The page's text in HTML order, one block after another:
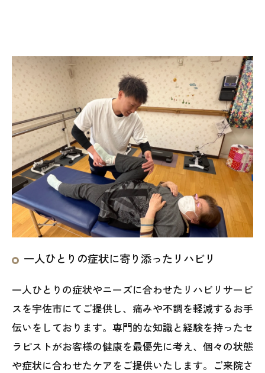
一人ひとりの症状に寄り添ったリハビリ
一人ひとりの症状やニーズに合わせたリハビリサービ
スを宇佐市にてご提供し、痛みや不調を軽減するお手
伝いをしております。専門的な知識と経験を持ったセ
ラピストがお客様の健康を最優先に考え、個々の状態
や症状に合わせたケアをご提供いたします。ご来院さ